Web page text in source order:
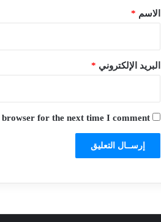
*الاسم *
البريد الإلكتروني *
for the next time I comment.